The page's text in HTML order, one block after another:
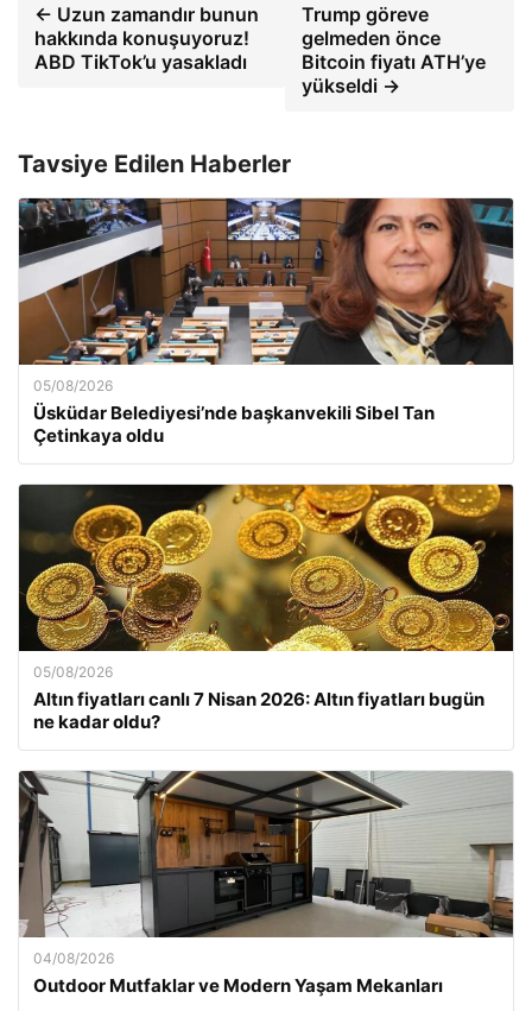
← Uzun zamandır bunun
hakkında konuşuyoruz!
ABD TikTok’u yasakladı
Trump göreve
gelmeden önce
Bitcoin fiyatı ATH’ye
yükseldi →
Tavsiye Edilen Haberler
05/08/2026
Üsküdar Belediyesi’nde başkanvekili Sibel Tan
Çetinkaya oldu
05/08/2026
Altın fiyatları canlı 7 Nisan 2026: Altın fiyatları bugün
ne kadar oldu?
04/08/2026
Outdoor Mutfaklar ve Modern Yaşam Mekanları